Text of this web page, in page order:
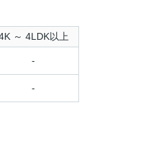
～ 4LDK以上
-
-